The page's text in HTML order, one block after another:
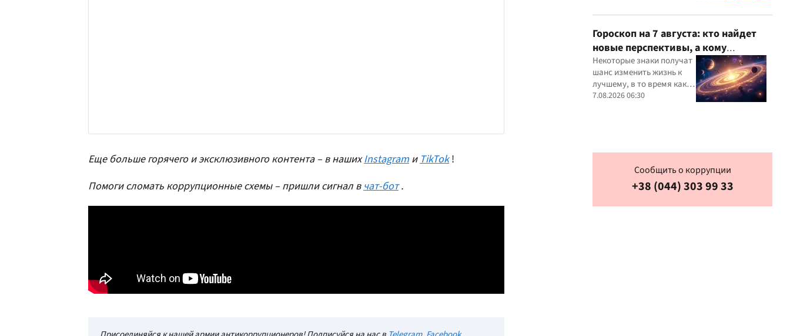
Еще больше горячего и эксклюзивного контента – в наших Instagram и TikTok!
Помоги сломать коррупционные схемы – пришли сигнал в чат-бот .
Гороскоп на 7 августа: кто найдет
новые перспективы, а кому
придется посмотреть свои
приоритеты
Некоторые знаки получат
шанс изменить жизнь к
лучшему, в то время как
другим звезды советуют
7.08.2026 06:30
Сообщить о коррупции
+38 (044) 303 99 33